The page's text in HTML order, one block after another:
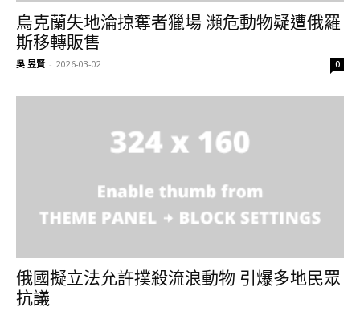
烏克蘭失地淪掠奪者獵場 瀕危動物疑遭俄羅
斯移轉販售
吳 昱賢 - 2026-03-02 0
俄國擬立法允許撲殺流浪動物 引爆多地民眾
抗議